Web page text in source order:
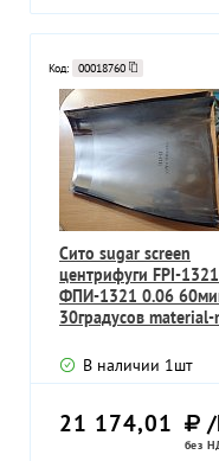
Код: 00018760
Сито sugar screen
центрифуги FPI-
ФПИ-1321 0.06
30градусов
В наличии 1шт
21 174,01 /
без